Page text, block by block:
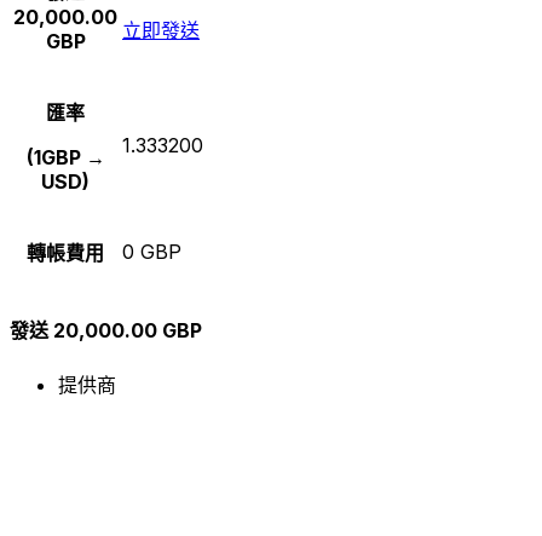
20,000.00
GBP
立即發送
匯率
(1GBP →
USD)
1.333200
轉帳費用 0 GBP
發送 20,000.00 GBP
提供商